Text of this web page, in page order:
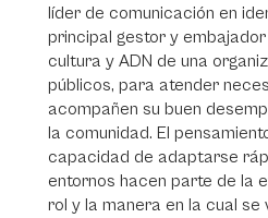
líder de comunicación en
principal gestor y
cultura y ADN de una
públicos, para atender
acompañen su buen
la comunidad. El
capacidad de adaptarse
entornos hacen parte de la
rol y la manera en la cual se